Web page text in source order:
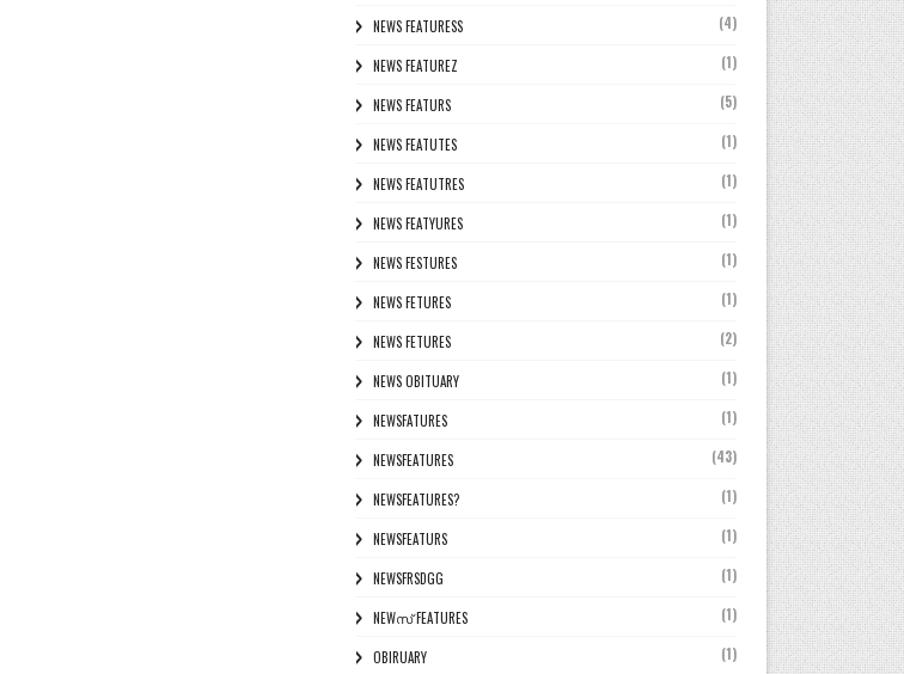
NEWS FEATURESS (4)
NEWS FEATUREZ (1)
NEWS FEATURS (5)
NEWS FEATUTES (1)
NEWS FEATUTRES (1)
NEWS FEATYURES (1)
NEWS FESTURES (1)
NEWS FETURES (1)
NEWS FETURES (2)
NEWS OBITUARY (1)
NEWSFATURES (1)
NEWSFEATURES (43)
NEWSFEATURES? (1)
NEWSFEATURS (1)
NEWSFRSDGG (1)
NEWസ് FEATURES (1)
OBIRUARY (1)